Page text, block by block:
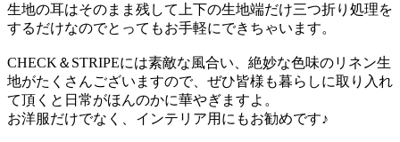
生地の耳はそのまま残して上下の生地端だけ三つ折り処理を
するだけなのでとってもお手軽にできちゃいます。
CHECK＆STRIPEには素敵な風合い、絶妙な色味のリネン生
地がたくさんございますので、ぜひ皆様も暮らしに取り入れ
て頂くと日常がほんのかに華やぎますよ。
お洋服だけでなく、インテリア用にもお勧めです♪